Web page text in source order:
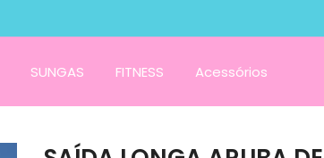
SUNGAS FITNESS Acessórios